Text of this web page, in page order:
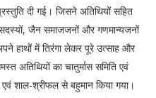
दी गई। जिसने अतिथियों सहित
जैन समाजजनों और गणमान्यजनों
हाथों में तिरंगा लेकर पूरे उत्साह और
अतिथियों का चातुर्मास समिति एवं
शाल-श्रीफल से बहुमान किया गया।